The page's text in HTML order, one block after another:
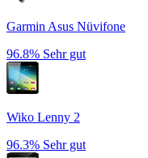
Garmin Asus Nüvifone
96.8% Sehr gut
Wiko Lenny 2
96.3% Sehr gut